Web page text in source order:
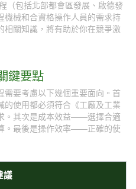
（包括北部都會區發展、啟德發
機械和合資格操作人員的需求持
相關知識，將有助於你在競爭激
鍵要點
需要考慮以下幾個重要面向。首
使用都必須符合《工廠及工業
。其次是成本效益——選擇合適
。最後是操作效率——正確的使
議